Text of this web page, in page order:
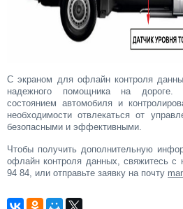
С экраном для офлайн контроля
надежного помощника на дороге.
состоянием автомобиля и
необходимости отвлекаться от
безопасными и эффективными.
Чтобы получить дополнительную
офлайн контроля данных, свяжитесь
94 84, или отправьте заявку на почту